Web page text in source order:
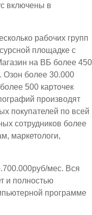
включены в
рабочих групп
площадке с
на ВБ более 450
Озон более 30.000
500 карточек
производят
покупателей по всей
сотрудников более
маркетологи,
мес. Вся
и полностью
программе